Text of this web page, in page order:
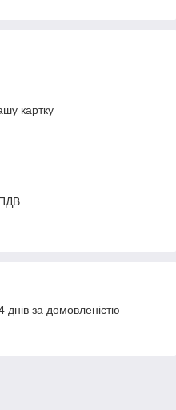
картку
ПДВ
за домовленістю